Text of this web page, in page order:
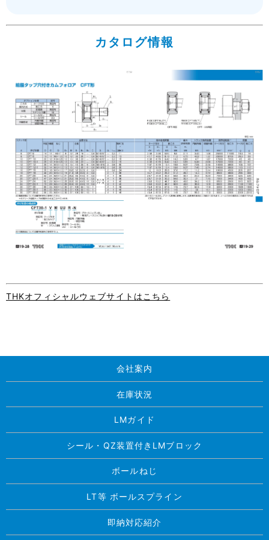
カタログ情報
THKオフィシャルウェブサイトはこちら
会社案内
在庫状況
LMガイド
シール・QZ装置付きLMブロック
ボールねじ
LT等 ボールスプライン
即納対応紹介